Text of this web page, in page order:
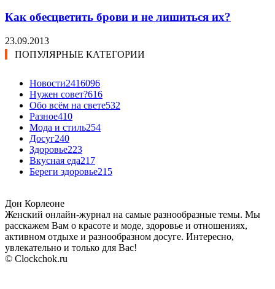
Как обесцветить брови и не лишиться их?
23.09.2013
ПОПУЛЯРНЫЕ КАТЕГОРИИ
Новости2416096
Нужен совет?616
Обо всём на свете532
Разное410
Мода и стиль254
Досуг240
Здоровье223
Вкусная еда217
Береги здоровье215
Дон Корлеоне
Женский онлайн-журнал на самые разнообразные темы. Мы
расскажем Вам о красоте и моде, здоровье и отношениях,
активном отдыхе и разнообразном досуге. Интересно,
увлекательно и только для Вас!
© Clockchok.ru